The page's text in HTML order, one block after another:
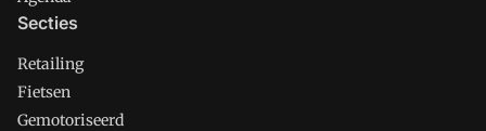
Secties
Retailing
Fietsen
Gemotoriseerd